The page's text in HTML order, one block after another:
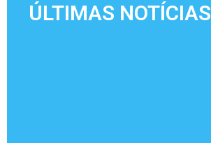
ÚLTIMAS NOTÍCIAS